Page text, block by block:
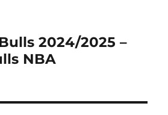
2024/2025 –
NBA